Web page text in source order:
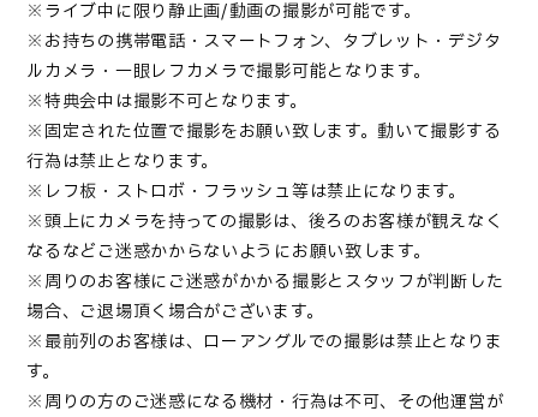
※ライブ中に限り静止画/動画の撮影が可能です。
※お持ちの携帯電話・スマートフォン、タブレット・デジタ
ルカメラ・一眼レフカメラで撮影可能となります。
※特典会中は撮影不可となります。
※固定された位置で撮影をお願い致します。動いて撮影する
行為は禁止となります。
※レフ板・ストロボ・フラッシュ等は禁止になります。
※頭上にカメラを持っての撮影は、後ろのお客様が観えなく
なるなどご迷惑かからないようにお願い致します。
※周りのお客様にご迷惑がかかる撮影とスタッフが判断した
場合、ご退場頂く場合がございます。
※最前列のお客様は、ローアングルでの撮影は禁止となりま
す。
※周りの方のご迷惑になる機材・行為は不可、その他運営が